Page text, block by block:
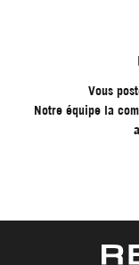
Vous
Notre équipe la